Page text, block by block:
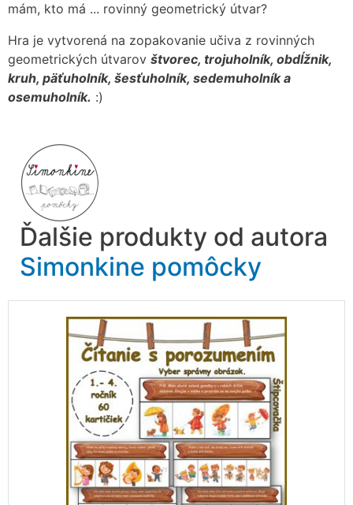
mám, kto má ... rovinný geometrický útvar?
Hra je vytvorená na zopakovanie učiva z rovinných
geometrických útvarov štvorec, trojuholník, obdĺžnik,
kruh, päťuholník, šesťuholník, sedemuholník a
osemuholník. :)
Ďalšie produkty od autora
Simonkine pomôcky